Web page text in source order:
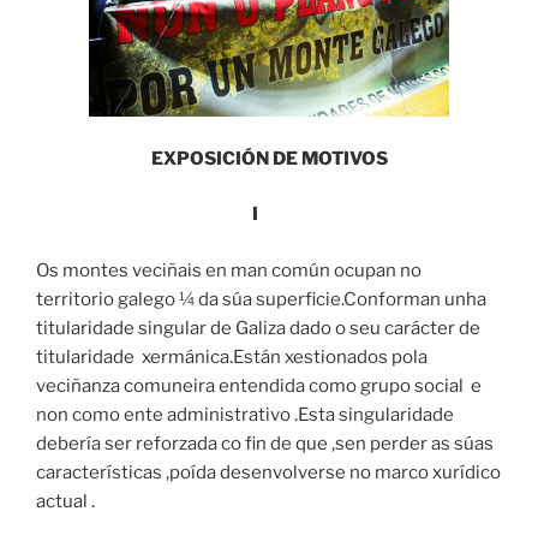
EXPOSICIÓN DE MOTIVOS
Os montes veciñais en man común ocupan no
territorio galego ¼ da súa superficie.Conforman unha
titularidade singular de Galiza dado o seu carácter de
titularidade xermánica.Están xestionados pola
veciñanza comuneira entendida como grupo social e
non como ente administrativo .Esta singularidade
debería ser reforzada co fin de que ,sen perder as súas
características ,poída desenvolverse no marco xurídico
actual .